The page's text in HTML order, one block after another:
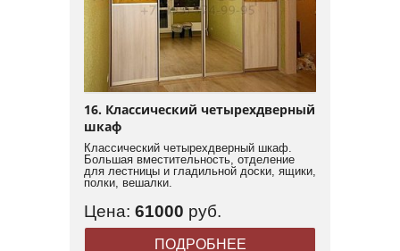
16. Классический четырехдверный
шкаф
Классический четырехдверный шкаф.
Большая вместительность, отделение
для лестницы и гладильной доски, ящики,
полки, вешалки.
Цена: 61000 руб.
ПОДРОБНЕЕ